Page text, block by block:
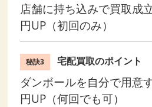
店舗に持ち込みで買取成
円UP（初回のみ）
秘訣3 宅配買取のポイント
ダンボールを自分で用意
円UP（何回でも可）